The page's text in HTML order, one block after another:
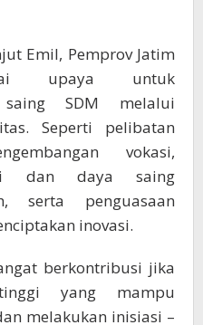
Emil, Pemprov Jatim
upaya untuk
SDM melalui
Seperti pelibatan
vokasi,
dan daya saing
serta penguasaan
inovasi.
berkontribusi jika
yang mampu
melakukan inisiasi –